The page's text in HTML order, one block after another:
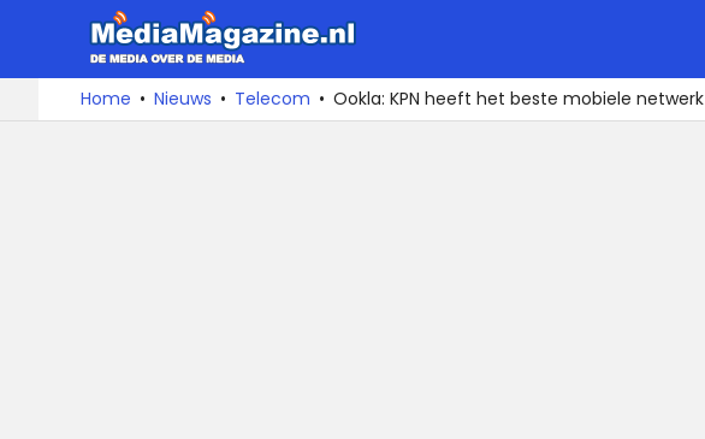
naar
De
media
over
Home Nieuws Telecom Ookla: KPN heeft het beste mobiele netwerk